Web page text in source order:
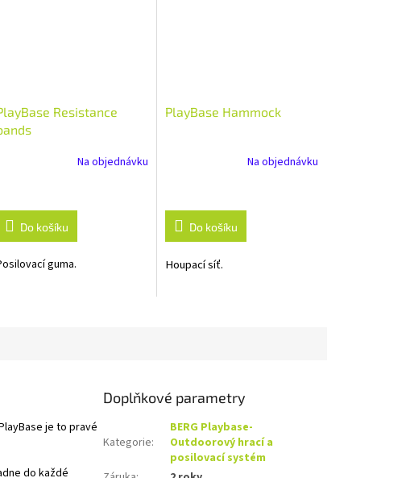
Resistance
Na objednávku
Do košíku
guma.
PlayBase Hammock
Na objednávku
Do košíku
Houpací síť.
je to pravé
do každé
Doplňkové parametry
Kategorie:
BERG Playbase-
Outdoorový hrací a
posilovací systém